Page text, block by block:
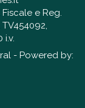
e Reg.
i.v.
- Powered by: